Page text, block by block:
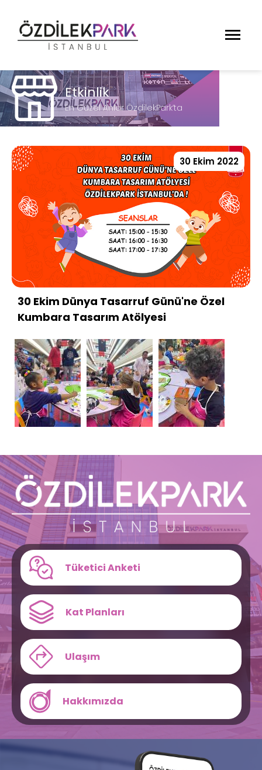
Etkinlik
En Güzel Anlar ÖzdilekPark’ta
30 Ekim 2022
30 Ekim Dünya Tasarruf Günü'ne Özel
Kumbara Tasarım Atölyesi
Tüketici Anketi
Kat Planları
Ulaşım
Hakkımızda